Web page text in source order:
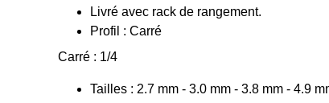
Livré avec rack de rangement.
Profil : Carré
Carré : 1/4
Tailles : 2.7 mm - 3.0 mm - 3.8 mm - 4.9